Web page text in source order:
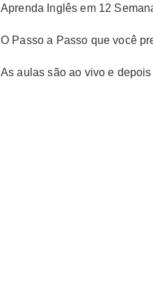
Aprenda Inglês em 12
O Passo a Passo que você
As aulas são ao vivo e